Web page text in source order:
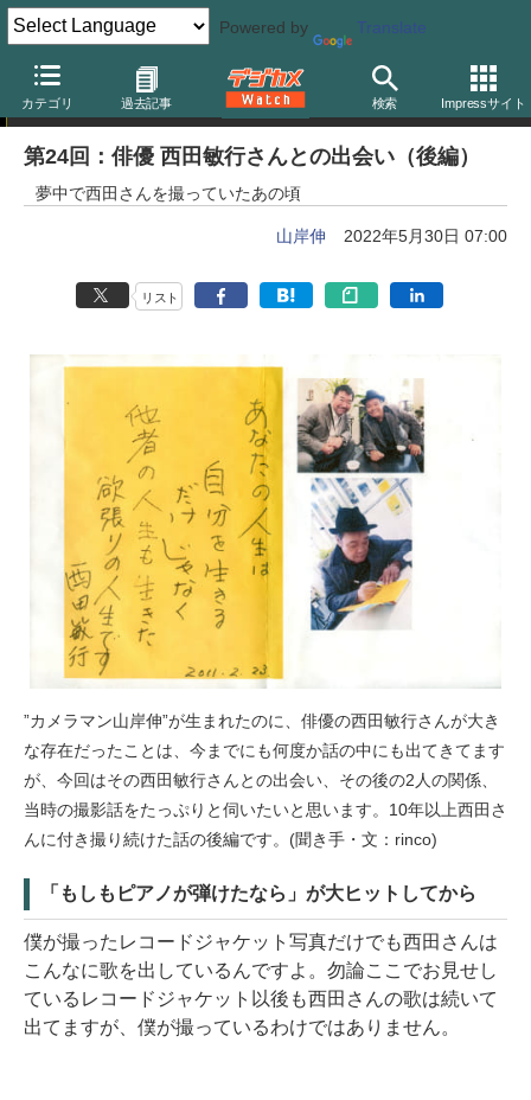
Powered by Translate
カテゴリ 過去記事 検索 Impressサイト
山岸伸の「写真のキモチ」
第24回：俳優 西田敏行さんとの出会い（後編）
夢中で西田さんを撮っていたあの頃
山岸伸 2022年5月30日 07:00
リスト
”カメラマン山岸伸”が生まれたのに、俳優の西田敏行さんが大き
な存在だったことは、今までにも何度か話の中にも出てきてます
が、今回はその西田敏行さんとの出会い、その後の2人の関係、
当時の撮影話をたっぷりと伺いたいと思います。10年以上西田さ
んに付き撮り続けた話の後編です。(聞き手・文：rinco)
「もしもピアノが弾けたなら」が大ヒットしてから
僕が撮ったレコードジャケット写真だけでも西田さんは
こんなに歌を出しているんですよ。勿論ここでお見せし
ているレコードジャケット以後も西田さんの歌は続いて
出てますが、僕が撮っているわけではありません。